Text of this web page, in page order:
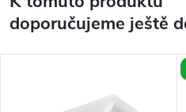
doporučujeme ještě